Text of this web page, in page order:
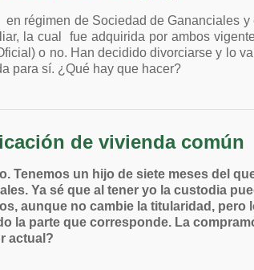
régimen de Sociedad de Gananciales
la cual fue adquirida por ambos
o no. Han decidido divorciarse y lo
para sí. ¿Qué hay que hacer?
de vivienda común
Tenemos un hijo de siete meses del
Ya sé que al tener yo la custodia
aunque no cambie la titularidad, pero
la parte que corresponde. La
actual?